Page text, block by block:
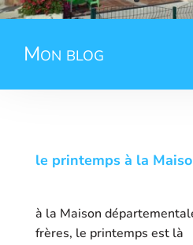
Mon blog
le printemps à la
à la Maison
frères, le printemps est là